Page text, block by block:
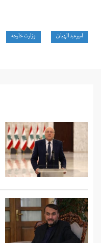
امیرعبدالهیان وزارت خارجه